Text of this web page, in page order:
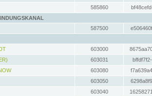
585860
587500
603000
603031
603080
603050
603040